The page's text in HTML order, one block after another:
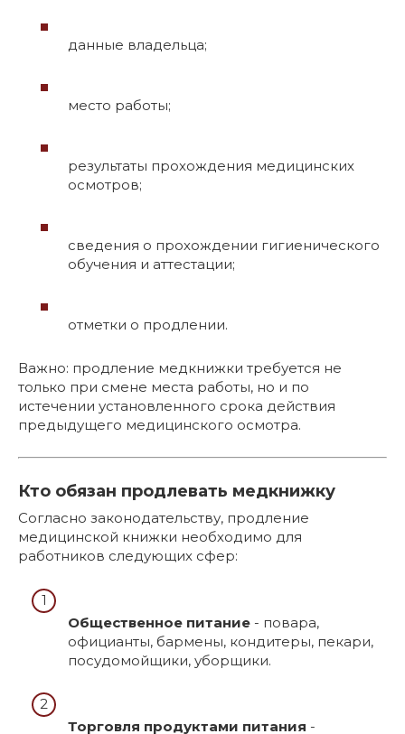
данные владельца;
место работы;
результаты прохождения медицинских
осмотров;
сведения о прохождении гигиенического
обучения и аттестации;
отметки о продлении.
Важно: продление медкнижки требуется не
только при смене места работы, но и по
истечении установленного срока действия
предыдущего медицинского осмотра.
Кто обязан продлевать медкнижку
Согласно законодательству, продление
медицинской книжки необходимо для
работников следующих сфер:
Общественное питание - повара,
официанты, бармены, кондитеры, пекари,
посудомойщики, уборщики.
Торговля продуктами питания -